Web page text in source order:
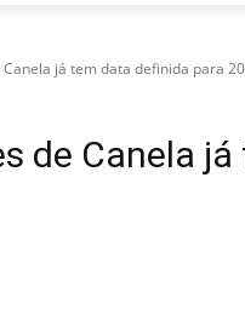
Canela já tem data definida para
de Canela